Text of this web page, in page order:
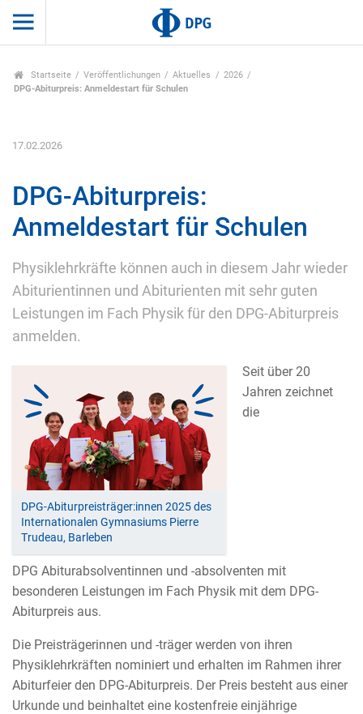
Startseite Veröffentlichungen Aktuelles
2026
DPG-Abiturpreis: Anmeldestart für Schulen
17.02.2026
DPG-Abiturpreis:
Anmeldestart für Schulen
Physiklehrkräfte können auch in diesem Jahr wieder
Abiturientinnen und Abiturienten mit sehr guten
Leistungen im Fach Physik für den DPG-Abiturpreis
anmelden.
DPG-Abiturpreisträger:innen 2025 des
Internationalen Gymnasiums Pierre
Trudeau, Barleben
Seit über 20
Jahren zeichnet
die
DPG Abiturabsolventinnen und -absolventen mit
besonderen Leistungen im Fach Physik mit dem DPG-
Abiturpreis aus.
Die Preisträgerinnen und -träger werden von ihren
Physiklehrkräften nominiert und erhalten im Rahmen ihrer
Abiturfeier den DPG-Abiturpreis. Der Preis besteht aus einer
Urkunde und beinhaltet eine kostenfreie einjährige